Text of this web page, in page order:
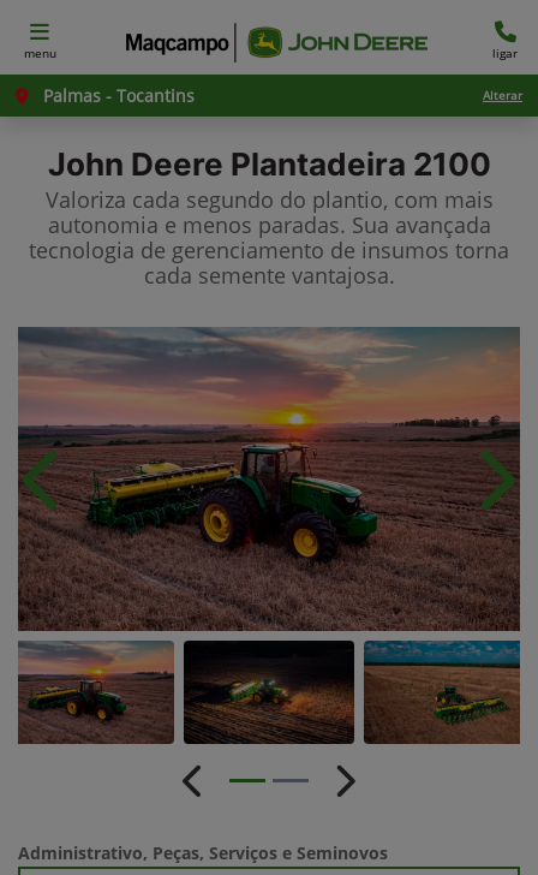
menu ligar
Palmas - Tocantins Alterar
John Deere Plantadeira 2100
Valoriza cada segundo do plantio, com mais
autonomia e menos paradas. Sua avançada
tecnologia de gerenciamento de insumos torna
cada semente vantajosa.
Anterior
Anterior Próximo
Administrativo, Peças, Serviços e Seminovos